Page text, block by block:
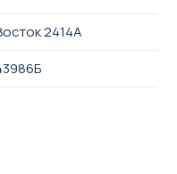
2414А